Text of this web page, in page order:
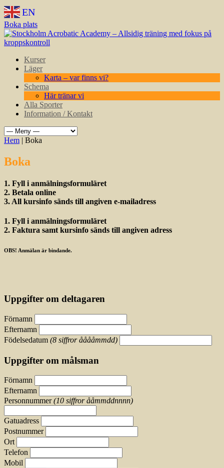
EN
Boka plats
Kurser
Läger
Karta – var finns vi?
Schema
Här tränar vi
Alla Sporter
Information / Kontakt
Hem | Boka
Boka
1. Fyll i anmälningsformuläret
2. Betala online
3. All kursinfo sänds till angiven e-mailadress
1. Fyll i anmälningsformuläret
2. Faktura samt kursinfo sänds till angiven adress
OBS! Anmälan är bindande.
Uppgifter om deltagaren
Förnamn
Efternamn
Födelsedatum (8 siffror ååååmmdd)
Uppgifter om målsman
Förnamn
Efternamn
Personnummer(10 siffror ååmmddnnnn)
Gatuadress
Postnummer
Ort
Telefon
Mobil